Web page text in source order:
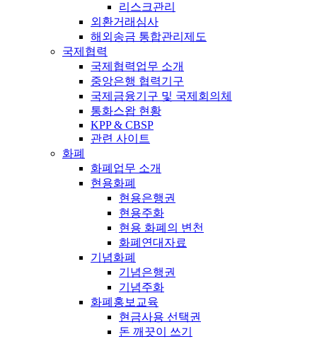
리스크관리
외환거래심사
해외송금 통합관리제도
국제협력
국제협력업무 소개
중앙은행 협력기구
국제금융기구 및 국제회의체
통화스왑 현황
KPP & CBSP
관련 사이트
화폐
화폐업무 소개
현용화폐
현용은행권
현용주화
현용 화폐의 변천
화폐연대자료
기념화폐
기념은행권
기념주화
화폐홍보교육
현금사용 선택권
돈 깨끗이 쓰기